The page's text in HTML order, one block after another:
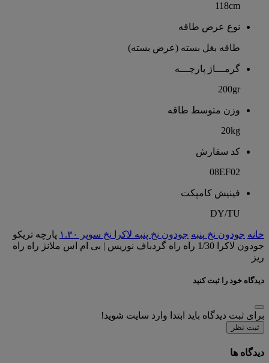
118cm
نوع عرض طاقه
طاقه بغل بسته (عرض بسته)
گرمـــاژ پارچـــه
200gr
وزن متوسط طاقه
20kg
کد سفارش
08EF02
فینیش کامپکت
DY/TU
خانه جودون نخ پنبه جودون نخ پنبه لاکرا نخ سوپر ۱.۳۰
پارچه تریکو
جودون لاکرا 1/30 راه راه گردباف نوریس | بی ام اس ملانژ راه راه
ریز
دیدگاه خود را ثبت کنید
برای ثبت دیدگاه باید ابتدا وارد سایت شوید!
ثبت نظر
دیدگاه ها